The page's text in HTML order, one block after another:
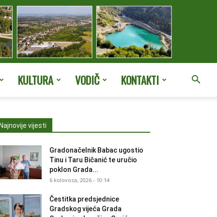
KULTURA VODIČ KONTAKTI
vijesti
Gradonačelnik Babac ugostio
Tinu i Taru Bičanić te uručio
poklon Grada...
6 kolovoza, 2026 - 10:14
Čestitka predsjednice
Gradskog vijeća Grada